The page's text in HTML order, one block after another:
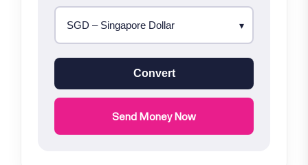
Convert
Send Money Now